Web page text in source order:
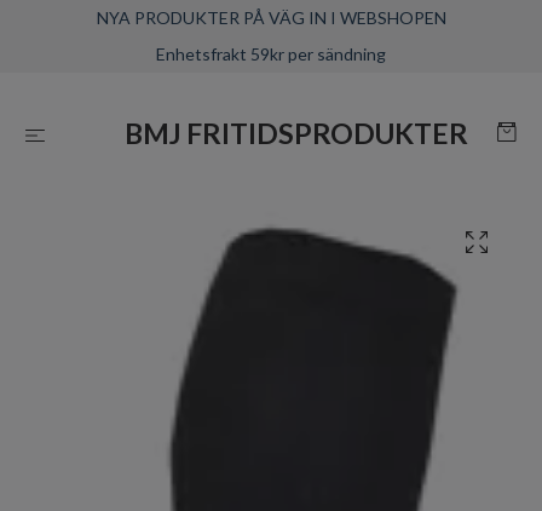
NYA PRODUKTER PÅ VÄG IN I WEBSHOPEN
Enhetsfrakt 59kr per sändning
BMJ FRITIDSPRODUKTER